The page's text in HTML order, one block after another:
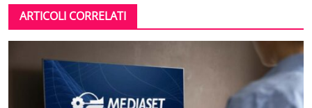
ARTICOLI CORRELATI